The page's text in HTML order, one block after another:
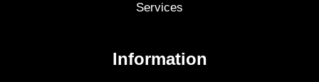
Services
Information